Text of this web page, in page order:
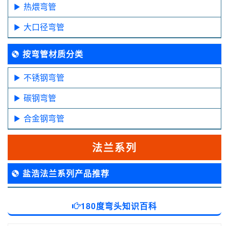
热煨弯管
大口径弯管
按弯管材质分类
不锈钢弯管
碳钢弯管
合金钢弯管
法兰系列
盐浩法兰系列产品推荐
180度弯头知识百科